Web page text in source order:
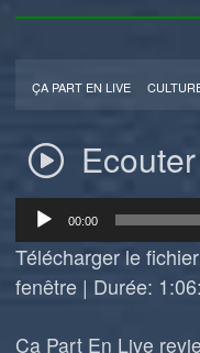
ÇA PART EN LIVE
Lecteur
audio
00:00
Télécharger le fichier
fenêtre | Durée:
Ça Part En Live